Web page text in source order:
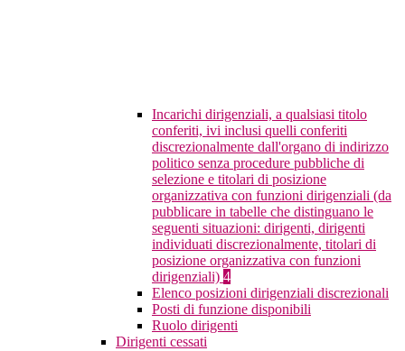
Incarichi dirigenziali, a qualsiasi titolo
conferiti, ivi inclusi quelli conferiti
discrezionalmente dall'organo di indirizzo
politico senza procedure pubbliche di
selezione e titolari di posizione
organizzativa con funzioni dirigenziali (da
pubblicare in tabelle che distinguano le
seguenti situazioni: dirigenti, dirigenti
individuati discrezionalmente, titolari di
posizione organizzativa con funzioni
dirigenziali) 4
Elenco posizioni dirigenziali discrezionali
Posti di funzione disponibili
Ruolo dirigenti
Dirigenti cessati